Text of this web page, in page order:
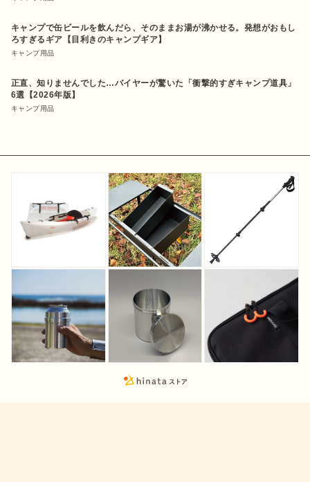
キャンプで缶ビールを飲んだら、そのままお湯が沸かせる。発想がおもし
ろすぎるギア【目利きのキャンプギア】
キャンプ用品
正直、知りませんでした…バイヤーが驚いた「衝撃的すぎキャンプ道具」
6選【2026年版】
キャンプ用品